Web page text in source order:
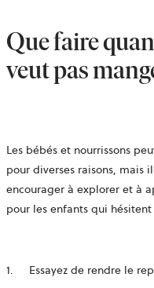
Que faire
veut pas
Les bébés et nourrissons
pour diverses raisons, mais
encourager à explorer et à
pour les enfants qui
1. Essayez de rendre le